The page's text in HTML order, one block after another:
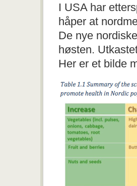
I USA har
håper at
De nye
høsten.
Her er et bilde